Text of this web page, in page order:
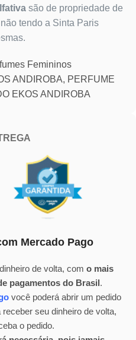
são de propriedade de
tendo a Sinta Paris
Femininos
ANDIROBA, PERFUME
EKOS ANDIROBA
Mercado Pago
de volta, com o mais
pagamentos do Brasil.
você poderá abrir um pedido
seu dinheiro de volta,
o pedido.